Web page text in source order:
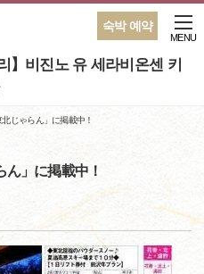
숙박 예약
】비진노 유 세라비온센 키
MENU
じゃらん」に掲載中！
」に掲載中！